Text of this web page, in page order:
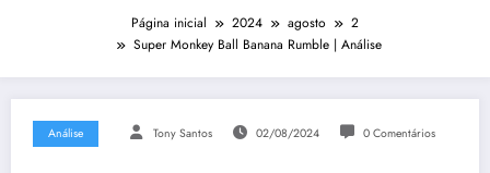
Página inicial 2024 agosto
2
Super Monkey Ball Banana Rumble | Análise
Análise Tony Santos 02/08/2024 0 Comentários